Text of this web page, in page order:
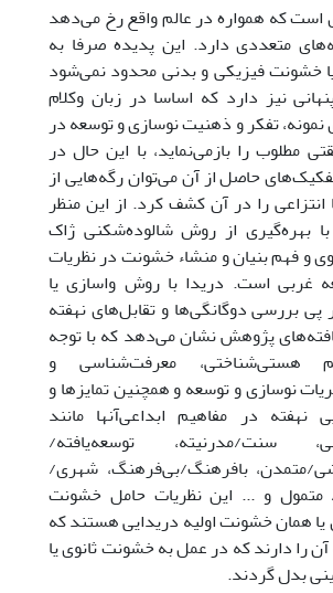
است که همواره در عالم واقع رخ می‌دهد
متعددی دارد. این پدیده صرفا به
خشونت فیزیکی و بدنی محدود نمی‌شود
نیز دارد که اساسا در زبان وکلام
نمونه، تفکر و ذهنیت نوسازی و توسعه در
مطلوب را بازمی‌نماید، با این حال در
حاصل از آن می‌توان رگه‌هایی از
را در آن کشف کرد. از این منظر
بهره‌گیری از روش شالوده‌شکنی ژاک
و فهم بنیان و منشاء خشونت در نظریات
غربی است. دریدا با روش واسازی یا
بررسی دوگانگی‌ها و تقابل‌های نهفته
پژوهش نشان می‌دهد که با توجه
هستی‌شناختی، معرفت‌شناسی و
نوسازی و توسعه و همچنین تمایزها و
نهفته در مفاهیم ابداعی‌آنها مانند
سنت/مدرنیته، توسعه‌یافته/
متمدن، بافرهنگ/بی‌فرهنگ، شهری/
متمول و ... این نظریات حامل خشونت
یا همان خشونت اولیه دریدایی هستند که
را دارند که در عمل به خشونت ثانوی یا
بدل گردند.